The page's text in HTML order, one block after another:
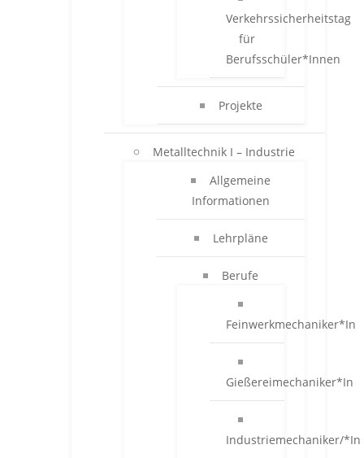
Verkehrssicherheitstag
für
Berufsschüler*Innen
Projekte
Metalltechnik I – Industrie
Allgemeine
Informationen
Lehrpläne
Berufe
Feinwerkmechaniker*In
Gießereimechaniker*In
Industriemechaniker/*In